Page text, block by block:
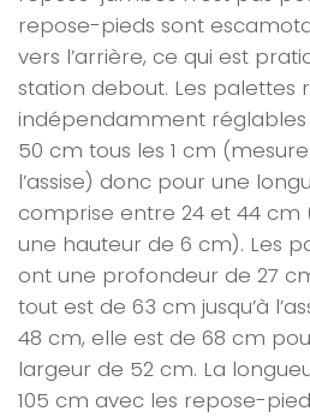
repose-pieds sont
vers l’arrière, ce qui est
station debout. Les palettes
indépendamment
50 cm tous les 1 cm
l’assise) donc pour une
comprise entre 24 et 44 cm
une hauteur de 6 cm). Les
ont une profondeur de 27
tout est de 63 cm jusqu’à
48 cm, elle est de 68 cm
largeur de 52 cm. La
105 cm avec les repose-